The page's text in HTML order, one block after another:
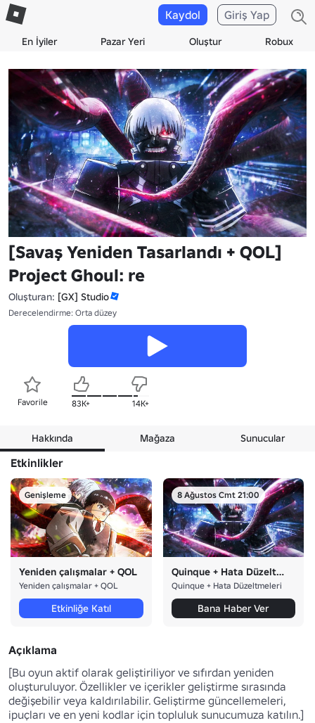
En İyiler Pazar Yeri Oluştur Robux
Kaydol Giriş Yap
[Savaş Yeniden Tasarlandı + QOL]
Project Ghoul: re
Oluşturan: [GX] Studio
Derecelendirme: Orta düzey
Favorile 83K+ 14K+
Hakkında Mağaza Sunucular
Etkinlikler
Genişleme
Yeniden çalışmalar + QOL
Yeniden çalışmalar + QOL
Etkinliğe Katıl
8 Ağustos Cmt 21:00
Quinque + Hata Düzeltmeleri
Quinque + Hata Düzeltmeleri
Bana Haber Ver
Açıklama
[Bu oyun aktif olarak geliştiriliyor ve sıfırdan yeniden
oluşturuluyor. Özellikler ve içerikler geliştirme sırasında
değişebilir veya kaldırılabilir. Geliştirme güncellemeleri,
ipuçları ve en yeni kodlar için topluluk sunucumuza katılın.]